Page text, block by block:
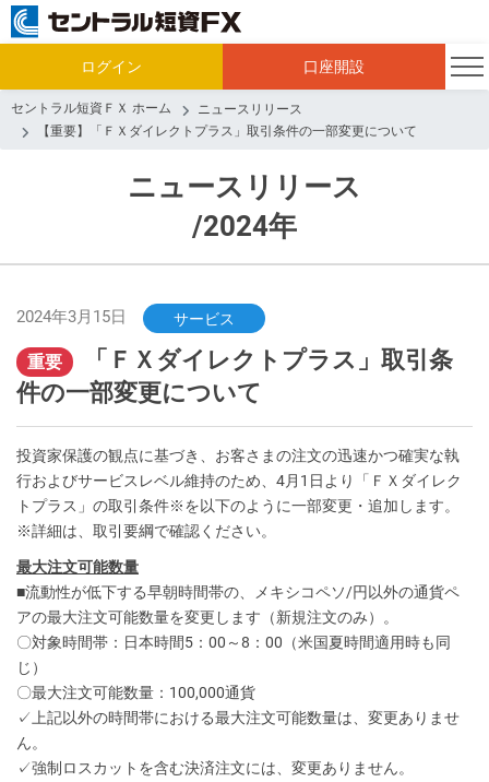
ログイン 口座開設
セントラル短資ＦＸ ホーム
ニュースリリース
【重要】「ＦＸダイレクトプラス」取引条件の一部変更について
ニュースリリース
/2024年
2024年3月15日 サービス
重要
「ＦＸダイレクトプラス」取引条
件の一部変更について
投資家保護の観点に基づき、お客さまの注文の迅速かつ確実な執
行およびサービスレベル維持のため、4月1日より「ＦＸダイレク
トプラス」の取引条件※を以下のように一部変更・追加します。
※詳細は、取引要綱で確認ください。
最大注文可能数量
■流動性が低下する早朝時間帯の、メキシコペソ/円以外の通貨ペ
アの最大注文可能数量を変更します（新規注文のみ）。
〇対象時間帯：日本時間5：00～8：00（米国夏時間適用時も同
じ）
〇最大注文可能数量：100,000通貨
✓上記以外の時間帯における最大注文可能数量は、変更ありませ
ん。
✓強制ロスカットを含む決済注文には、変更ありません。